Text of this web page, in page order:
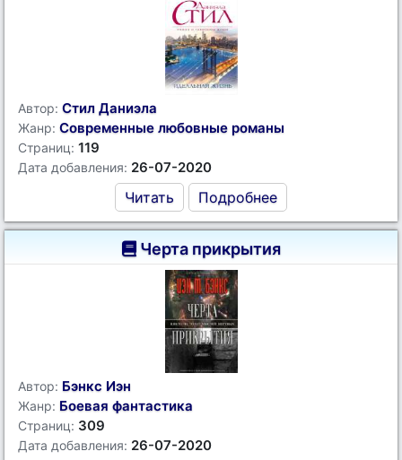
Автор: Стил Даниэла
Жанр: Современные любовные романы
Страниц: 119
Дата добавления: 26-07-2020
Читать Подробнее
Черта прикрытия
Автор: Бэнкс Иэн
Жанр: Боевая фантастика
Страниц: 309
Дата добавления: 26-07-2020